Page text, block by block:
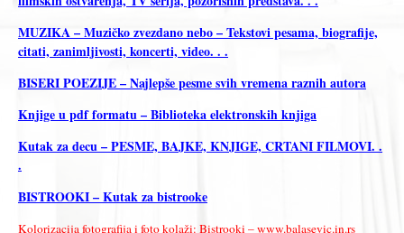
MUZIKA – Muzičko zvezdano nebo – Tekstovi pesama, biografije,
citati, zanimljivosti, koncerti, video. . .
BISERI POEZIJE – Najlepše pesme svih vremena raznih autora
Knjige u pdf formatu – Biblioteka elektronskih knjiga
Kutak za decu – PESME, BAJKE, KNJIGE, CRTANI FILMOVI. .
.
BISTROOKI – Kutak za bistrooke
Kolorizacija fotografija i foto kolaži: Bistrooki – www.balasevic.in.rs